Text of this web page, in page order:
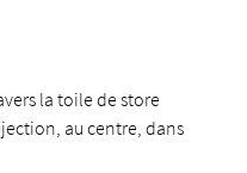
la toile de store
au centre, dans